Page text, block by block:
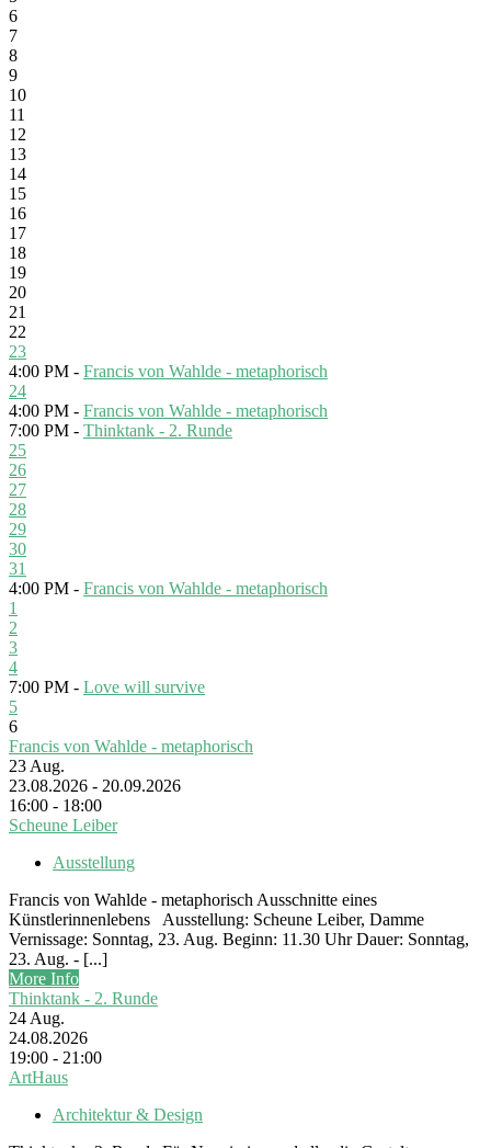
6
7
8
9
10
11
12
13
14
15
16
17
18
19
20
21
22
23
4:00 PM - Francis von Wahlde - metaphorisch
24
4:00 PM - Francis von Wahlde - metaphorisch
7:00 PM - Thinktank - 2. Runde
25
26
27
28
29
30
31
4:00 PM - Francis von Wahlde - metaphorisch
1
2
3
4
7:00 PM - Love will survive
5
6
Francis von Wahlde - metaphorisch
23Aug.
23.08.2026 - 20.09.2026
16:00 - 18:00
Scheune Leiber
Ausstellung
Francis von Wahlde - metaphorisch Ausschnitte eines
Künstlerinnenlebens Ausstellung: Scheune Leiber, Damme
Vernissage: Sonntag, 23. Aug. Beginn: 11.30 Uhr Dauer: Sonntag,
23. Aug. - [...]
More Info
Thinktank - 2. Runde
24Aug.
24.08.2026
19:00 - 21:00
ArtHaus
Architektur & Design